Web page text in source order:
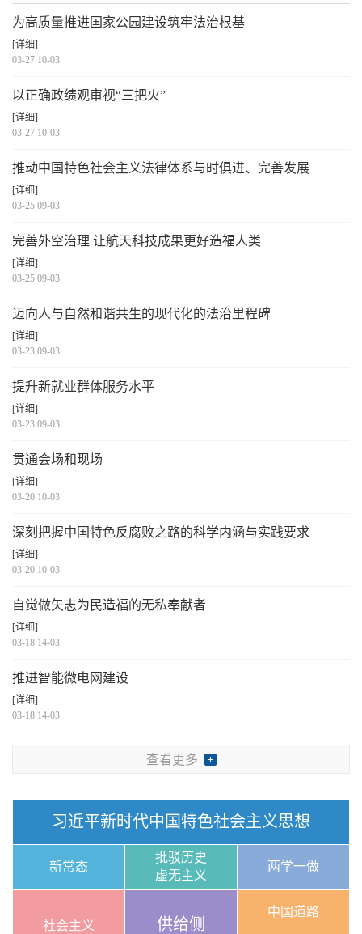
为高质量推进国家公园建设筑牢法治根基
[详细]
03-27 10-03
以正确政绩观审视“三把火”
[详细]
03-27 10-03
推动中国特色社会主义法律体系与时俱进、完善发展
[详细]
03-25 09-03
完善外空治理 让航天科技成果更好造福人类
[详细]
03-25 09-03
迈向人与自然和谐共生的现代化的法治里程碑
[详细]
03-23 09-03
提升新就业群体服务水平
[详细]
03-23 09-03
贯通会场和现场
[详细]
03-20 10-03
深刻把握中国特色反腐败之路的科学内涵与实践要求
[详细]
03-20 10-03
自觉做矢志为民造福的无私奉献者
[详细]
03-18 14-03
推进智能微电网建设
[详细]
03-18 14-03
查看更多
习近平新时代中国特色社会主义思想
新常态
批驳历史
虚无主义
两学一做
社会主义
供给侧
中国道路